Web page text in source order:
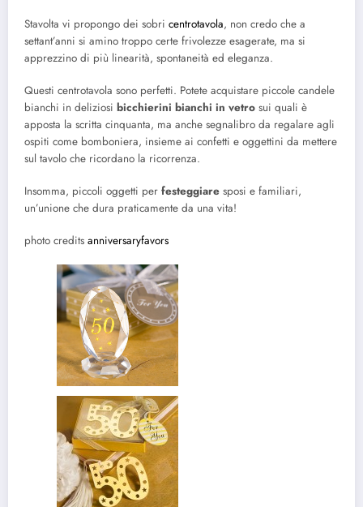
Stavolta vi propongo dei sobri centrotavola, non credo che a
settant’anni si amino troppo certe frivolezze esagerate, ma si
apprezzino di più linearità, spontaneità ed eleganza.
Questi centrotavola sono perfetti. Potete acquistare piccole candele
bianchi in deliziosi bicchierini bianchi in vetro sui quali è
apposta la scritta cinquanta, ma anche segnalibro da regalare agli
ospiti come bomboniera, insieme ai confetti e oggettini da mettere
sul tavolo che ricordano la ricorrenza.
Insomma, piccoli oggetti per festeggiare sposi e familiari,
un’unione che dura praticamente da una vita!
photo credits anniversaryfavors